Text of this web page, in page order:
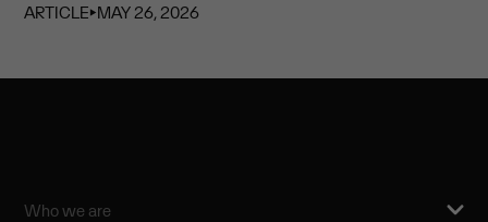
ARTICLE⏵MAY 26, 2026
Who we are